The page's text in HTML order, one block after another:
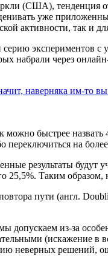
(США), тенденция
уже
активности, так и
экспериментов
набрали через
наверняка им-то
быстрее
переключиться на
результаты будут
25,5%. Таким
пути (англ.
допускаем из-за
(искажение
неверных